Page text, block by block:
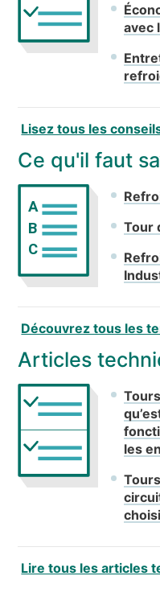
avec
Lisez tous les
Ce qu'il faut
A
B
C
Tour
Découvrez tous les
Articles
les
Lire tous les articles